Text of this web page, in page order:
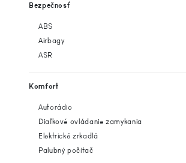
Bezpečnosť
ABS
Airbagy
ASR
Komfort
Autorádio
Diaľkové ovládanie zamykania
Elektrické zrkadlá
Palubný počítač